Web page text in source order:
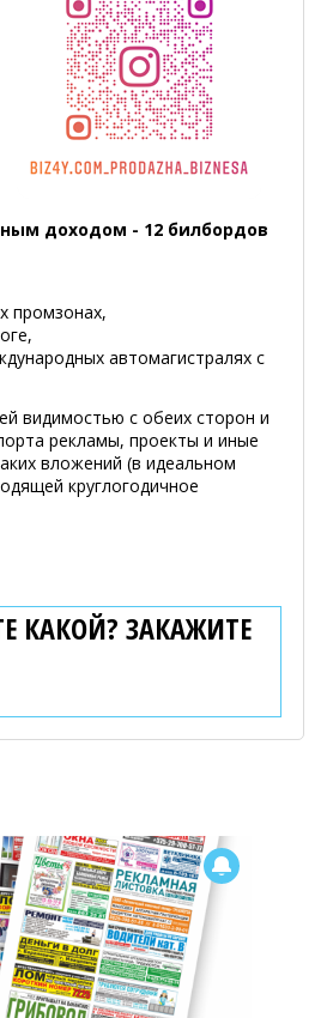
доходом - 12 билбордов
промзонах,
автомагистралях с
видимостью с обеих сторон и
рекламы, проекты и иные
вложений (в идеальном
круглогодичное
КАКОЙ? ЗАКАЖИТЕ